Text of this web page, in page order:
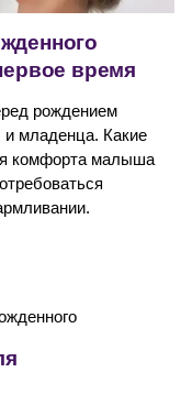
время
рождением
младенца. Какие
комфорта малыша